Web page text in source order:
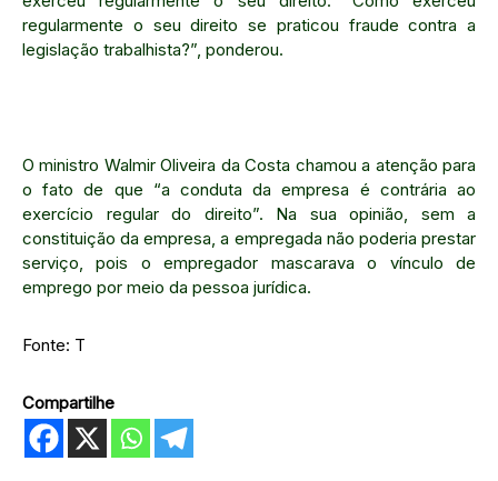
regularmente o seu direito se praticou fraude contra a
legislação trabalhista?”, ponderou.
O ministro Walmir Oliveira da Costa chamou a atenção para
o fato de que “a conduta da empresa é contrária ao
exercício regular do direito”. Na sua opinião, sem a
constituição da empresa, a empregada não poderia prestar
serviço, pois o empregador mascarava o vínculo de
emprego por meio da pessoa jurídica.
Fonte: T
Compartilhe